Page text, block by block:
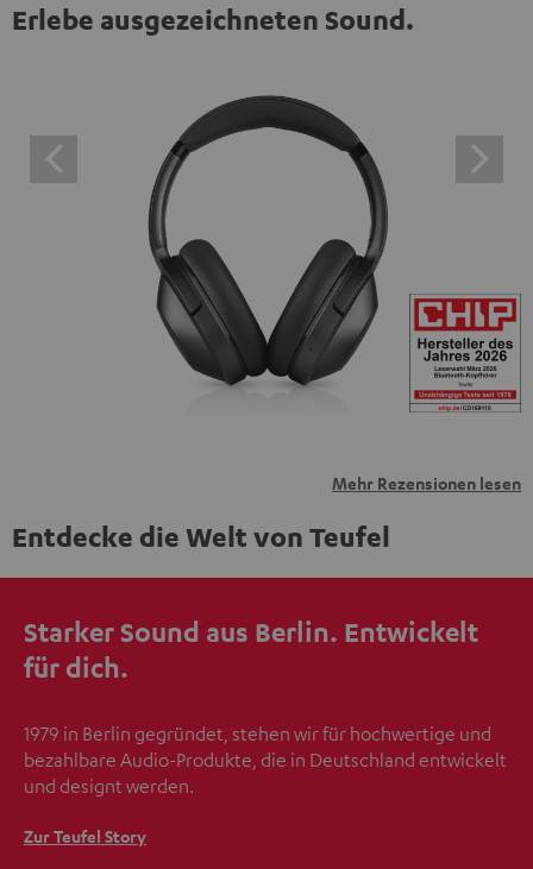
Trustpilot‑Bewertungen sind externe Inhalte. Der
externe Inhalt kann hier mit nur einem Klick angezeigt
werden. Mit dem Anklicken des Inhalts wird zugestimmt,
dass externe Inhalte angezeigt werden. Dabei können
personenbezogene Daten an Drittplattformen
übermittelt werden.
Weitere Informationen sind in der
Datenschutzerklärung unter I zu finden.
Erlebe ausgezeichneten Sound.
Mehr Rezensionen lesen
Entdecke die Welt von Teufel
Starker Sound aus Berlin. Entwickelt
für dich.
1979 in Berlin gegründet, stehen wir für hochwertige und
bezahlbare Audio-Produkte, die in Deutschland entwickelt
und designt werden.
Zur Teufel Story